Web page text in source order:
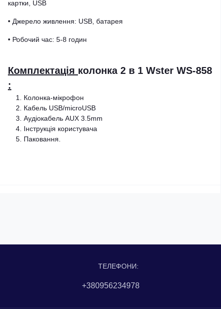
картки, USB
• Джерело живлення: USB, батарея
• Робочий час: 5-8 годин
Комплектація колонка 2 в 1 Wster WS-858
:
Колонка-мікрофон
Кабель USB/microUSB
Аудіокабель AUX 3.5mm
Інструкція користувача
Паковання.
ТЕЛЕФОНИ:
+380956234978